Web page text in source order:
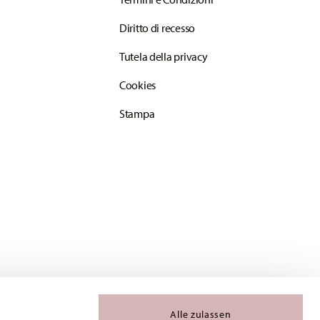
Alle zulassen
Diritto di recesso
Tutela della privacy
Cookies
Stampa